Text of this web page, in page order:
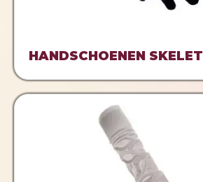
HANDSCHOENEN SKELET